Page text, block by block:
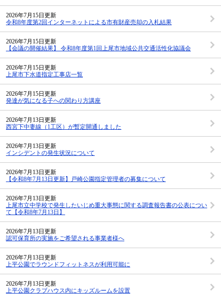
2026年7月15日更新
令和8年度第2回インターネットによる市有財産売却の入札結果
2026年7月15日更新
【会議の開催結果】 令和8年度第1回上尾市地域公共交通活性化協議会
2026年7月15日更新
上尾市下水道指定工事店一覧
2026年7月15日更新
発達が気になる子への関わり方講座
2026年7月13日更新
西宮下中妻線（1工区）が暫定開通しました
2026年7月13日更新
インシデントの発生状況について
2026年7月13日更新
【令和8年7月13日更新】戸崎公園指定管理者の募集について
2026年7月13日更新
上尾市立中学校で発生したいじめ重大事態に関する調査報告書の公表につい
て【令和8年7月13日】
2026年7月13日更新
認可保育所の実施をご希望される事業者様へ
2026年7月13日更新
上平公園でラウンドフィットネスが利用可能に
2026年7月13日更新
上平公園クラブハウス内にキッズルームを設置